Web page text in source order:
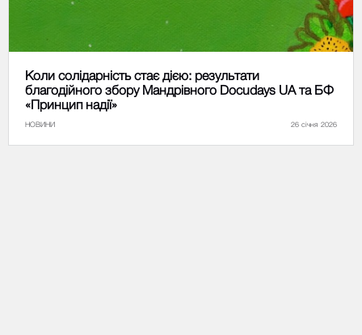
Коли солідарність стає дією: результати
благодійного збору Мандрівного Docudays UA та БФ
«Принцип надії»
НОВИНИ 26 січня 2026